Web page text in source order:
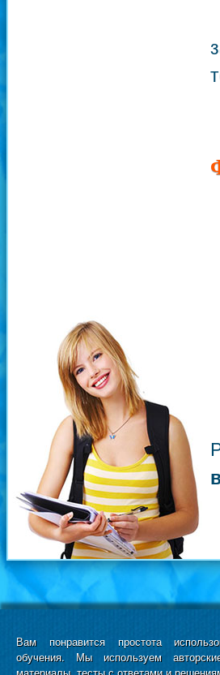
Вам понравится простота
обучения. Мы используем